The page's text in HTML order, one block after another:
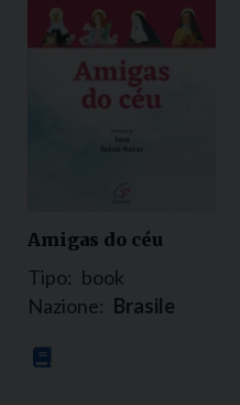
Amigas do céu
Tipo: book
Nazione: Brasile